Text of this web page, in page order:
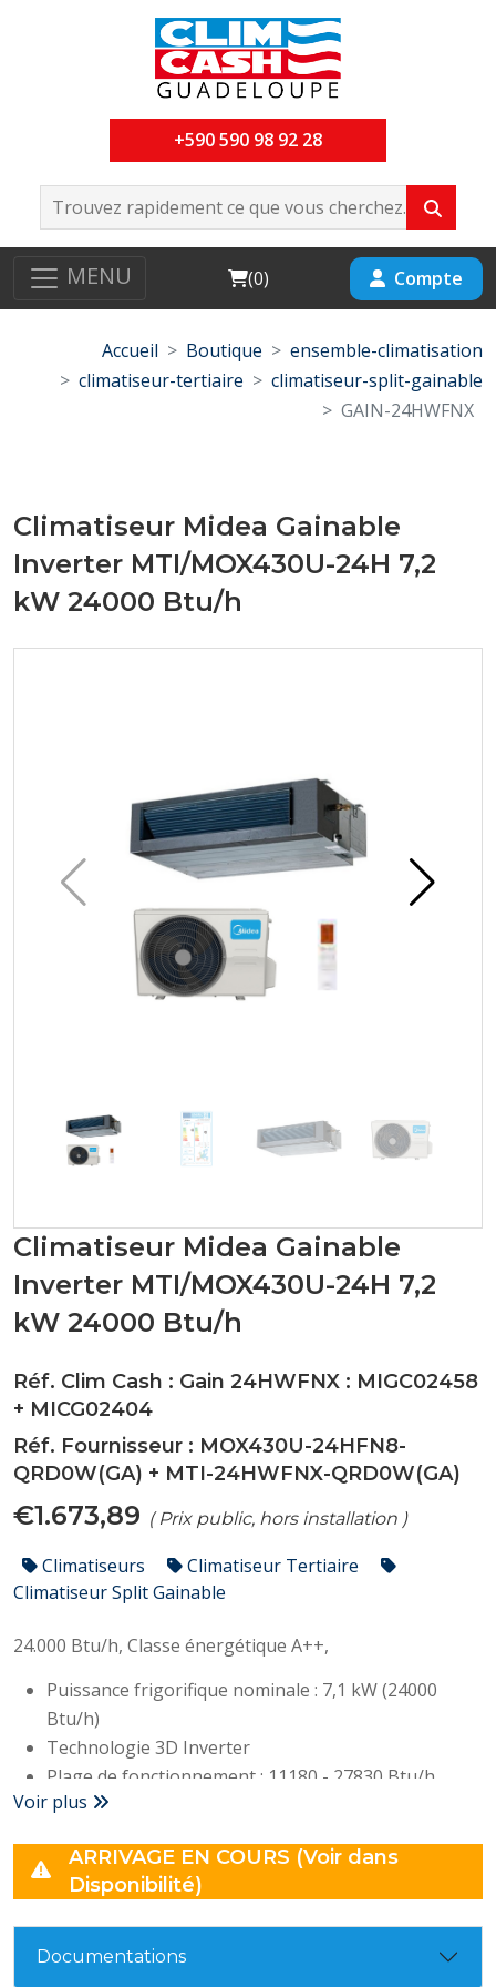
+590 590 98 92 28
MENU Cart
(0) Compte
Accueil Boutique
ensemble-climatisation
climatiseur-tertiaire
climatiseur-split-gainable
GAIN-24HWFNX
Climatiseur Midea Gainable
Inverter MTI/MOX430U-24H 7,2
kW 24000 Btu/h
Climatiseur Midea Gainable
Inverter MTI/MOX430U-24H 7,2
kW 24000 Btu/h
Réf. Clim Cash : Gain 24HWFNX : MIGC02458
+ MICG02404
Réf. Fournisseur : MOX430U-24HFN8-
QRD0W(GA) + MTI-24HWFNX-QRD0W(GA)
€1.673,89 ( Prix public, hors installation )
Climatiseurs
Climatiseur Tertiaire
Climatiseur Split Gainable
24.000 Btu/h, Classe énergétique A++,
Puissance frigorifique nominale : 7,1 kW (24000
Btu/h)
Technologie 3D Inverter
Plage de fonctionnement : 11180 - 27830 Btu/h
Fréquence : 50/60 Hz
SEER : 6,20
Conso électrique : 2190W
Niveau sonore (unité interne/externe) : 27/60dB(A)
Compatible avec la commande WiFi
Voir plus
ARRIVAGE EN COURS (Voir dans
Disponibilité)
Documentations